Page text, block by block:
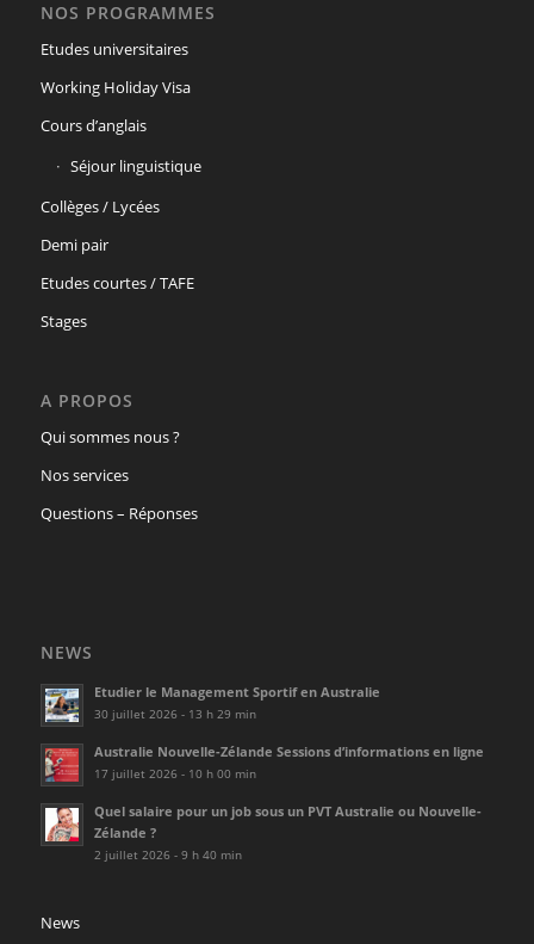
NOS PROGRAMMES
Etudes universitaires
Working Holiday Visa
Cours d’anglais
Séjour linguistique
Collèges / Lycées
Demi pair
Etudes courtes / TAFE
Stages
A PROPOS
Qui sommes nous ?
Nos services
Questions – Réponses
NEWS
Etudier le Management Sportif en Australie
30 juillet 2026 - 13 h 29 min
Australie Nouvelle-Zélande Sessions d’informations en ligne
17 juillet 2026 - 10 h 00 min
Quel salaire pour un job sous un PVT Australie ou Nouvelle-
Zélande ?
2 juillet 2026 - 9 h 40 min
News